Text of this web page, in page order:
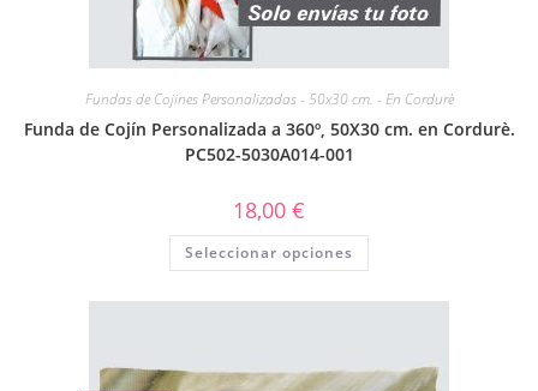
Fundas de Cojines Personalizadas - 50x30 cm. - En Cordurè
Funda de Cojín Personalizada a 360º, 50X30 cm. en Cordurè.
PC502-5030A014-001
18,00 €
Seleccionar opciones